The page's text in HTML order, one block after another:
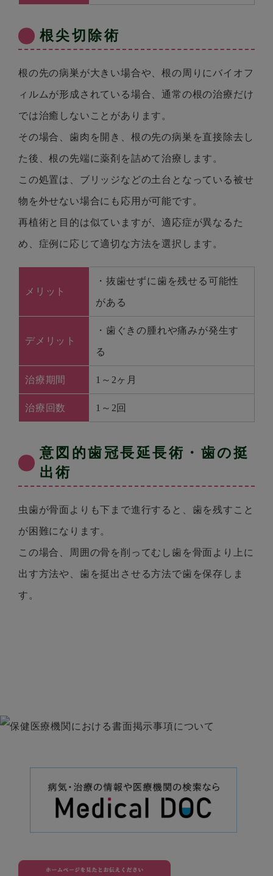
根尖切除術
根の先の病巣が大きい場合や、根の周りにバイオフ
ィルムが形成されている場合、通常の根の治療だけ
では治癒しないことがあります。
その場合、歯肉を開き、根の先の病巣を直接除去し
た後、根の先端に薬剤を詰めて治療します。
この処置は、ブリッジなどの土台となっている被せ
物を外せない場合にも応用が可能です。
再植術と目的は似ていますが、適応症が異なるた
め、症例に応じて適切な方法を選択します。
メリット
・抜歯せずに歯を残せる可能性
がある
デメリット
・歯ぐきの腫れや痛みが発生す
る
治療期間 1～2ヶ月
治療回数 1～2回
意図的歯冠長延長術・歯の挺
出術
虫歯が骨面よりも下まで進行すると、歯を残すこと
が困難になります。
この場合、周囲の骨を削ってむし歯を骨面より上に
出す方法や、歯を挺出させる方法で歯を保存しま
す。